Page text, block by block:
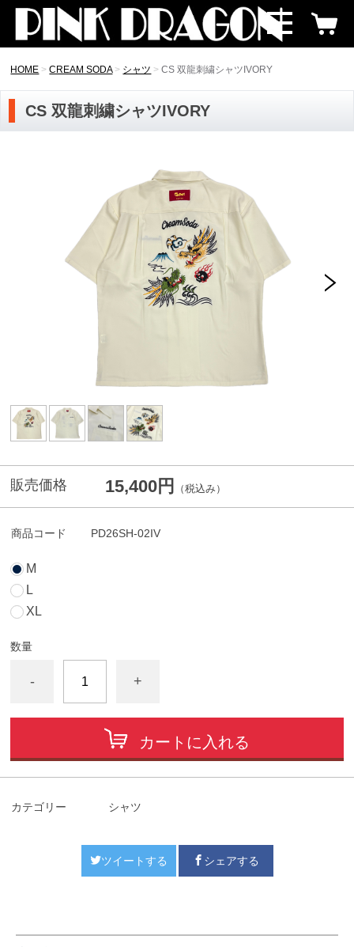
HOME CREAM SODA シャツ CS 双龍刺繍シャツIVORY
CS 双龍刺繍シャツIVORY
販売価格 15,400円 （税込み）
商品コード PD26SH-02IV
M
L
XL
数量
- +
カートに入れる
カテゴリー シャツ
ツイートする シェアする